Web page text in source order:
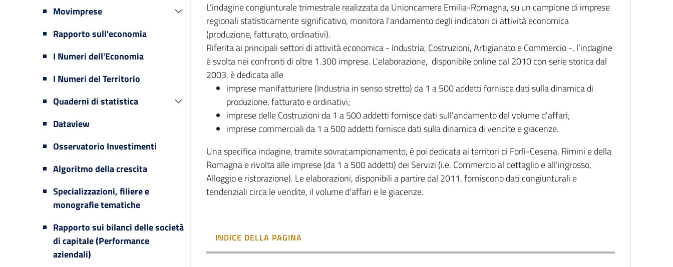
Movimprese
Rapporto sull'economia
I Numeri dell'Economia
I Numeri del Territorio
Quaderni di statistica
Dataview
Osservatorio Investimenti
Algoritmo della crescita
Specializzazioni, filiere e
monografie tematiche
Rapporto sui bilanci delle società
di capitale (Performance
aziendali)
L’indagine congiunturale trimestrale realizzata da Unioncamere Emilia-Romagna, su un campione di imprese
regionali statisticamente significativo, monitora l'andamento degli indicatori di attività economica
(produzione, fatturato, ordinativi).
Riferita ai principali settori di attività economica - Industria, Costruzioni, Artigianato e Commercio -, l’indagine
è svolta nei confronti di oltre 1.300 imprese. L'elaborazione, disponibile online dal 2010 con serie storica dal
2003, è dedicata alle
imprese manifatturiere (Industria in senso stretto) da 1 a 500 addetti fornisce dati sulla dinamica di
produzione, fatturato e ordinativi;
imprese delle Costruzioni da 1 a 500 addetti fornisce dati sull'andamento del volume d'affari;
imprese commerciali da 1 a 500 addetti fornisce dati sulla dinamica di vendite e giacenze.
Una specifica indagine, tramite sovracampionamento, è poi dedicata ai territori di Forlì-Cesena, Rimini e della
Romagna e rivolta alle imprese (da 1 a 500 addetti) dei Servizi (i.e. Commercio al dettaglio e all’ingrosso,
Alloggio e ristorazione). Le elaborazioni, disponibili a partire dal 2011, forniscono dati congiunturali e
tendenziali circa le vendite, il volume d’affari e le giacenze.
INDICE DELLA PAGINA